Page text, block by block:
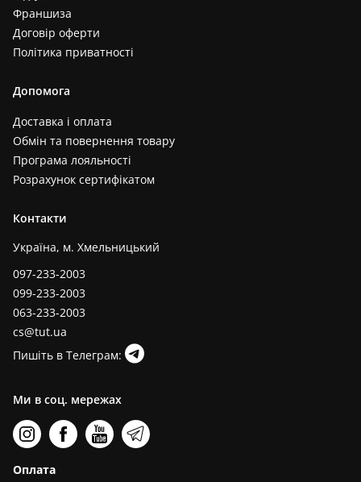
Франшиза
Договір оферти
Політика приватності
Допомога
Доставка і оплата
Обмін та повернення товару
Програма лояльності
Розрахунок сертифікатом
Контакти
Україна, м. Хмельницький
097-233-2003
099-233-2003
063-233-2003
cs@tut.ua
Пишіть в Телеграм:
Ми в соц. мережах
Оплата